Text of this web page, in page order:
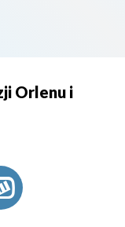
Orlenu i